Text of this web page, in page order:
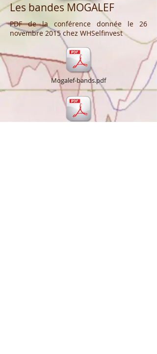
Les bandes MOGALEF
PDF de la conférence donnée le 26
novembre 2015 chez WHSelfinvest
Mogalef-bands.pdf